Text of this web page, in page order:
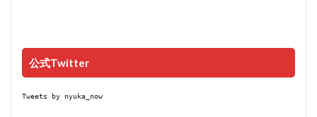
公式Twitter
Tweets by nyuka_now